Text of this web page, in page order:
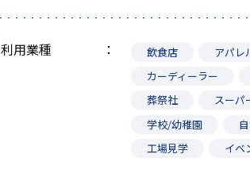
販売商品から探す
利用業種 飲食店
アパレ
カーディーラー
葬祭社
スーパ
学校/幼稚園
工場見学
イベ